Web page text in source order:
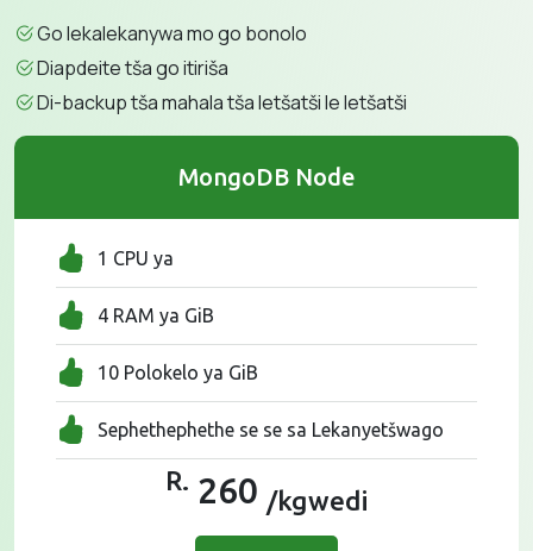
Go lekalekanywa mo go bonolo
Diapdeite tša go itiriša
Di-backup tša mahala tša letšatši le letšatši
MongoDB Node
1 CPU ya
4 RAM ya GiB
10 Polokelo ya GiB
Sephethephethe se se sa Lekanyetšwago
R. 260 /kgwedi